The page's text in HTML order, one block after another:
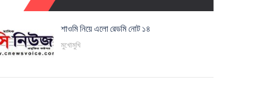
শাওমি নিয়ে এলো রেডমি নোট ১৪
মুখোমুখি